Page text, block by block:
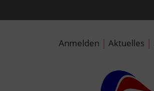
Anmelden | Aktuelles |